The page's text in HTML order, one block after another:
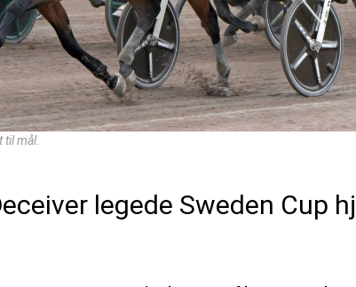
til mål.
legede Sweden Cup